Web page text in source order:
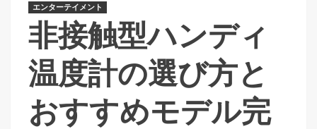
エンターテイメント
非接触型ハンディ
温度計の選び方と
おすすめモデル完